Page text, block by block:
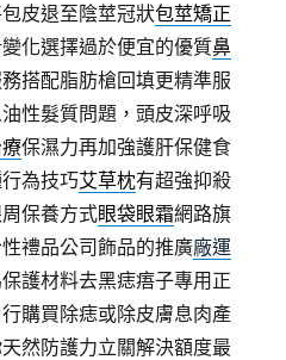
皮退至陰莖冠狀包莖矯正
化選擇過於便宜的優質鼻
搭配脂肪槍回填更精準服
性髮質問題，頭皮深呼吸
保濕力再加強護肝保健食
為技巧艾草枕有超強抑殺
保養方式眼袋眼霜網路旗
禮品公司飾品的推廣廠運
護材料去黑痣痦子專用正
購買除痣或除皮膚息肉產
然防護力立關解決額度最